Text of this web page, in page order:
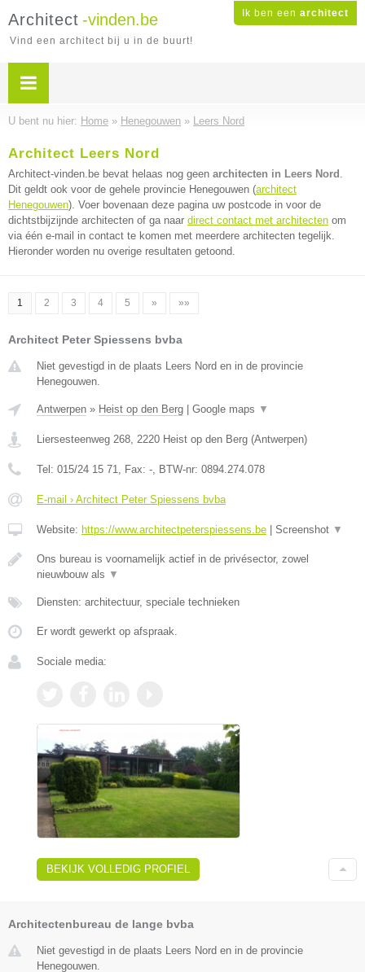
Ik ben een architect
Architect -vinden.be
Vind een architect bij u in de buurt!
U bent nu hier: Home » Henegouwen » Leers Nord
Architect Leers Nord
Architect-vinden.be bevat helaas nog geen architecten in Leers Nord .
Dit geldt ook voor de gehele provincie Henegouwen (architect
Henegouwen). Voer bovenaan deze pagina uw postcode in voor de
dichtstbijzijnde architecten of ga naar direct contact met architecten om
via één e-mail in contact te komen met meerdere architecten tegelijk.
Hieronder worden nu overige resultaten getoond.
1 2 3 4 5 » »»
Architect Peter Spiessens bvba
Niet gevestigd in de plaats Leers Nord en in de provincie
Henegouwen.
Antwerpen » Heist op den Berg Google maps ▼
Liersesteenweg 268, 2220 Heist op den Berg (Antwerpen)
Tel: 015/24 15 71, Fax: -, BTW-nr: 0894.274.078
E-mail › Architect Peter Spiessens bvba
Website: https://www.architectpeterspiessens.be Screenshot ▼
Ons bureau is voornamelijk actief in de privésector, zowel
nieuwbouw als ▼
Diensten: architectuur, speciale technieken
Er wordt gewerkt op afspraak.
Sociale media:
BEKIJK VOLLEDIG PROFIEL
Architectenbureau de lange bvba
Niet gevestigd in de plaats Leers Nord en in de provincie
Henegouwen.